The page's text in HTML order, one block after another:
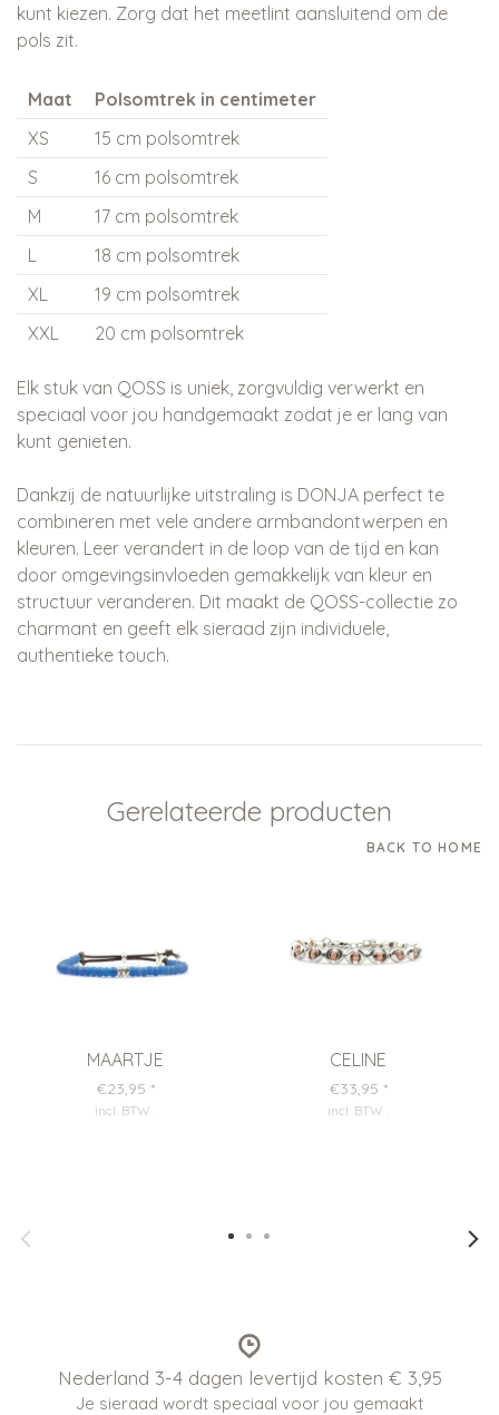
kunt kiezen. Zorg dat het meetlint aansluitend om de
pols zit.
Maat
Polsomtrek in centimeter
XS
15 cm polsomtrek
S
16 cm polsomtrek
M
17 cm polsomtrek
L
18 cm polsomtrek
XL
19 cm polsomtrek
XXL
20 cm polsomtrek
Elk stuk van QOSS is uniek, zorgvuldig verwerkt en
speciaal voor jou handgemaakt zodat je er lang van
kunt genieten.
Dankzij de natuurlijke uitstraling is DONJA perfect te
combineren met vele andere armbandontwerpen en
kleuren. Leer verandert in de loop van de tijd en kan
door omgevingsinvloeden gemakkelijk van kleur en
structuur veranderen. Dit maakt de QOSS-collectie zo
charmant en geeft elk sieraad zijn individuele,
authentieke touch.
Gerelateerde producten
BACK TO HOME
MAARTJE
€23,95 *
incl. BTW
CELINE
€33,95 *
incl. BTW
Nederland 3-4 dagen levertijd kosten € 3,95
Je sieraad wordt speciaal voor jou gemaakt